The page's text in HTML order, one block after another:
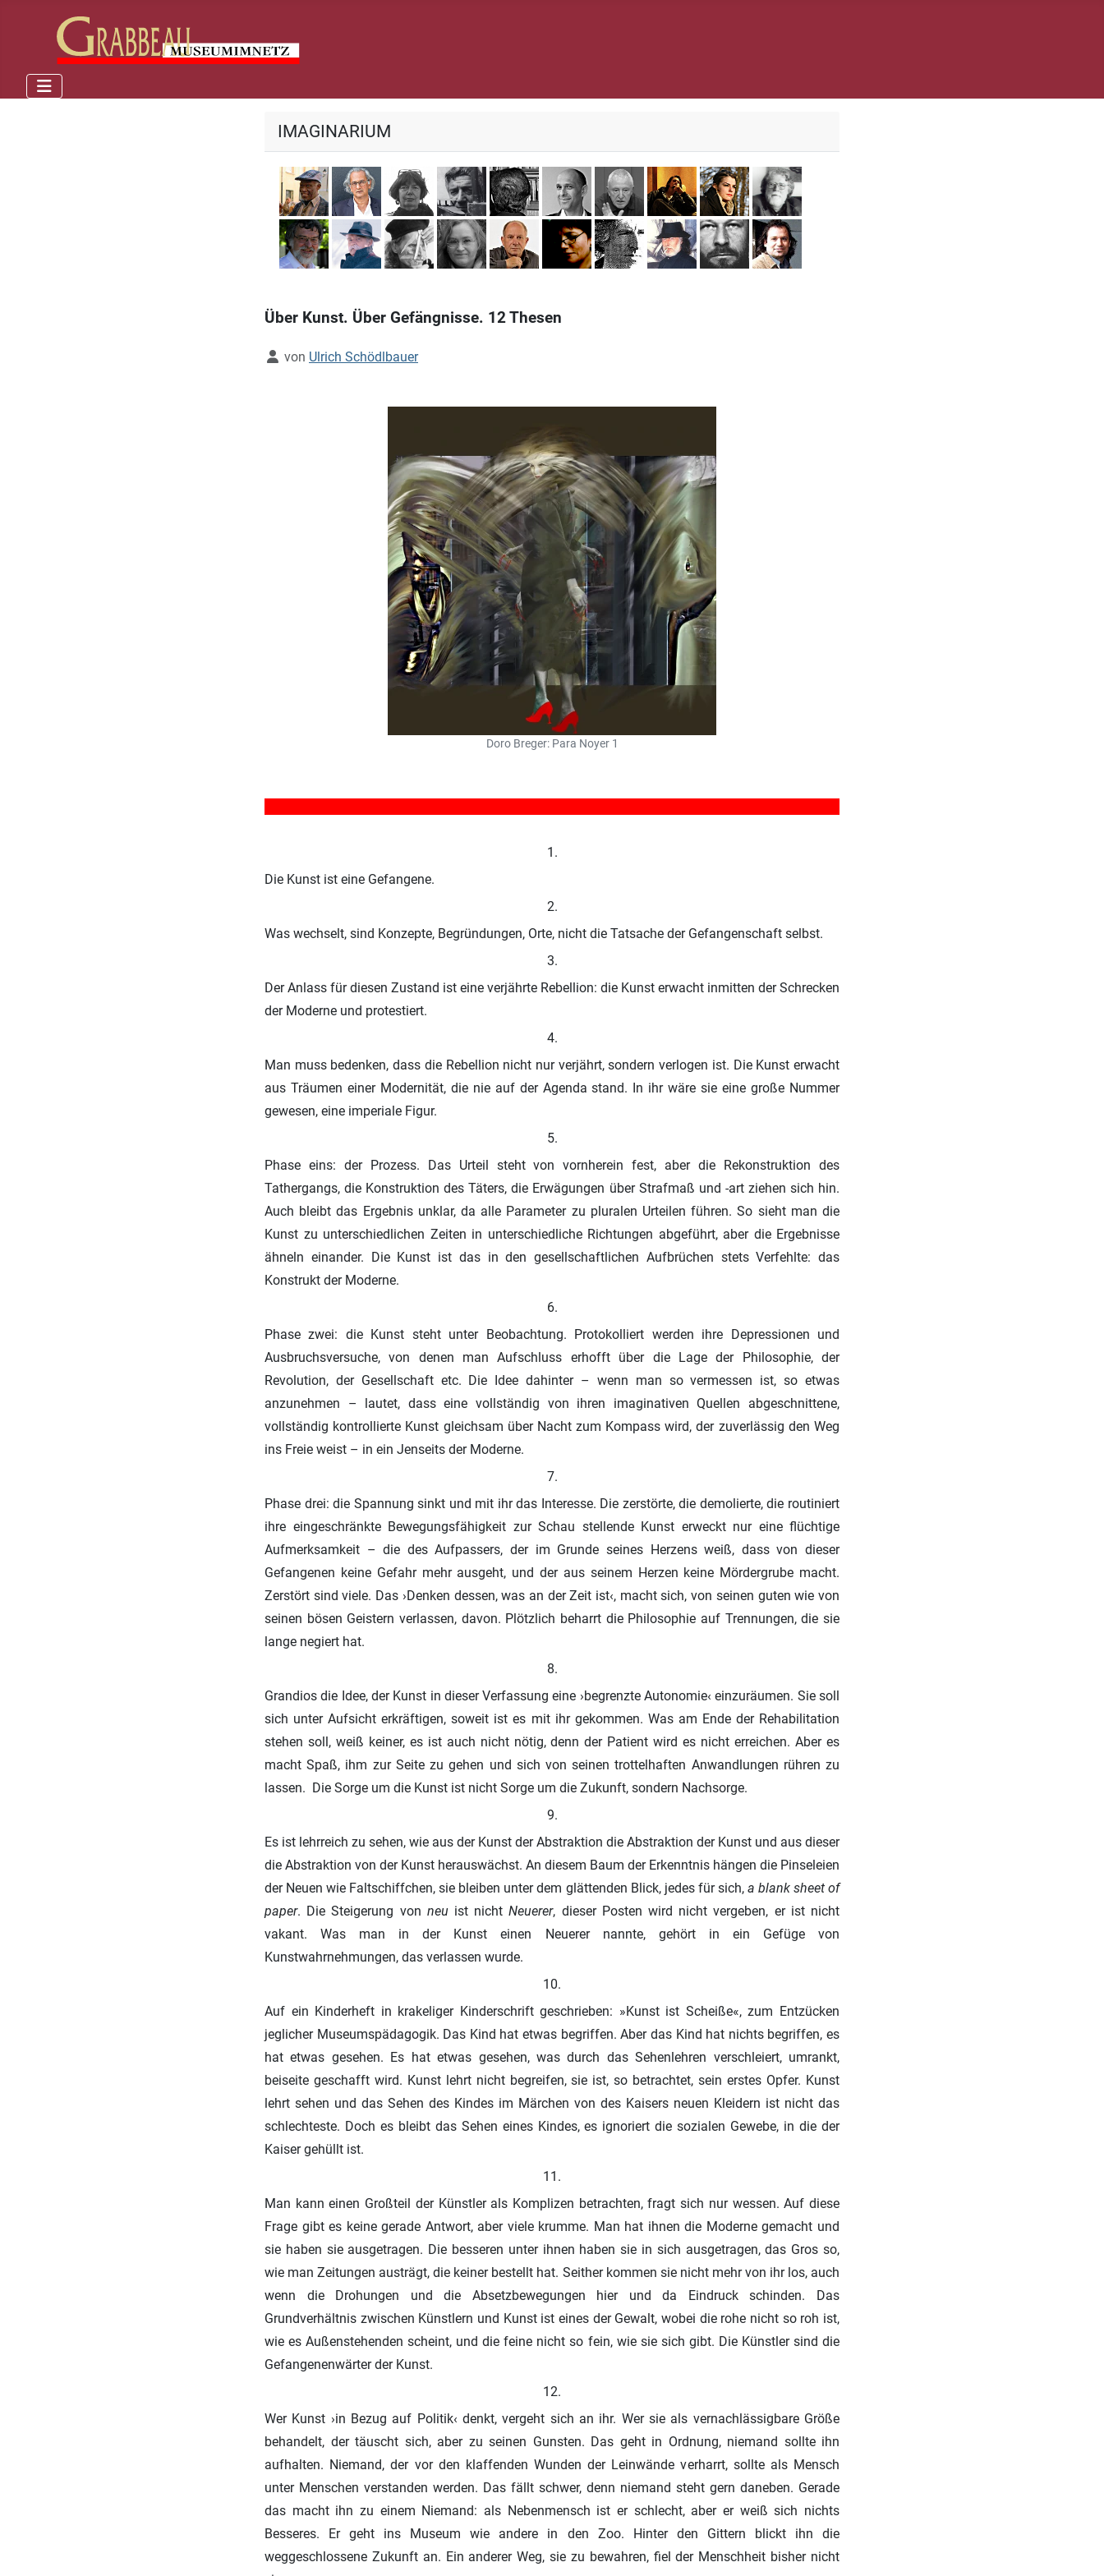
IMAGINARIUM
Georges Adéagbo
Omar AkbarDoro BregerGiampaolo di Cocco
Lucius Garganelli
Michael HeischThomas KörnerManuel KringsLaura SolbachPaul Mersmann
Kurt RöttgersWalter RüthHerbert ScheroMonika Schmitz-Emans
Michael SchulzeRenate SolbachRaymond Verdaguer
Dimitri VojnovJürgen Wölbing
Ali Zülfikar
Über Kunst. Über Gefängnisse. 12 Thesen
Details
von Ulrich Schödlbauer
Doro Breger: Para Noyer 1
1.
Die Kunst ist eine Gefangene.
2.
Was wechselt, sind Konzepte, Begründungen, Orte, nicht die Tatsache der Gefangenschaft selbst.
3.
Der Anlass für diesen Zustand ist eine verjährte Rebellion: die Kunst erwacht inmitten der Schrecken
der Moderne und protestiert.
4.
Man muss bedenken, dass die Rebellion nicht nur verjährt, sondern verlogen ist. Die Kunst erwacht
aus Träumen einer Modernität, die nie auf der Agenda stand. In ihr wäre sie eine große Nummer
gewesen, eine imperiale Figur.
5.
Phase eins: der Prozess. Das Urteil steht von vornherein fest, aber die Rekonstruktion des
Tathergangs, die Konstruktion des Täters, die Erwägungen über Strafmaß und -art ziehen sich hin.
Auch bleibt das Ergebnis unklar, da alle Parameter zu pluralen Urteilen führen. So sieht man die
Kunst zu unterschiedlichen Zeiten in unterschiedliche Richtungen abgeführt, aber die Ergebnisse
ähneln einander. Die Kunst ist das in den gesellschaftlichen Aufbrüchen stets Verfehlte: das
Konstrukt der Moderne.
6.
Phase zwei: die Kunst steht unter Beobachtung. Protokolliert werden ihre Depressionen und
Ausbruchsversuche, von denen man Aufschluss erhofft über die Lage der Philosophie, der
Revolution, der Gesellschaft etc. Die Idee dahinter – wenn man so vermessen ist, so etwas
anzunehmen – lautet, dass eine vollständig von ihren imaginativen Quellen abgeschnittene,
vollständig kontrollierte Kunst gleichsam über Nacht zum Kompass wird, der zuverlässig den Weg
ins Freie weist – in ein Jenseits der Moderne.
7.
Phase drei: die Spannung sinkt und mit ihr das Interesse. Die zerstörte, die demolierte, die routiniert
ihre eingeschränkte Bewegungsfähigkeit zur Schau stellende Kunst erweckt nur eine flüchtige
Aufmerksamkeit – die des Aufpassers, der im Grunde seines Herzens weiß, dass von dieser
Gefangenen keine Gefahr mehr ausgeht, und der aus seinem Herzen keine Mördergrube macht.
Zerstört sind viele. Das ›Denken dessen, was an der Zeit ist‹, macht sich, von seinen guten wie von
seinen bösen Geistern verlassen, davon. Plötzlich beharrt die Philosophie auf Trennungen, die sie
lange negiert hat.
8.
Grandios die Idee, der Kunst in dieser Verfassung eine ›begrenzte Autonomie‹ einzuräumen. Sie soll
sich unter Aufsicht erkräftigen, soweit ist es mit ihr gekommen. Was am Ende der Rehabilitation
stehen soll, weiß keiner, es ist auch nicht nötig, denn der Patient wird es nicht erreichen. Aber es
macht Spaß, ihm zur Seite zu gehen und sich von seinen trottelhaften Anwandlungen rühren zu
lassen. Die Sorge um die Kunst ist nicht Sorge um die Zukunft, sondern Nachsorge.
9.
Es ist lehrreich zu sehen, wie aus der Kunst der Abstraktion die Abstraktion der Kunst und aus dieser
die Abstraktion von der Kunst herauswächst. An diesem Baum der Erkenntnis hängen die Pinseleien
der Neuen wie Faltschiffchen, sie bleiben unter dem glättenden Blick, jedes für sich, a blank sheet of
paper. Die Steigerung von neuist nichtNeuerer, dieser Posten wird nicht vergeben, er ist nicht
vakant. Was man in der Kunst einen Neuerer nannte, gehört in ein Gefüge von
Kunstwahrnehmungen, das verlassen wurde.
10.
Auf ein Kinderheft in krakeliger Kinderschrift geschrieben: »Kunst ist Scheiße«, zum Entzücken
jeglicher Museumspädagogik. Das Kind hat etwas begriffen. Aber das Kind hat nichts begriffen, es
hat etwas gesehen. Es hat etwas gesehen, was durch das Sehenlehren verschleiert, umrankt,
beiseite geschafft wird. Kunst lehrt nicht begreifen, sie ist, so betrachtet, sein erstes Opfer. Kunst
lehrt sehen und das Sehen des Kindes im Märchen von des Kaisers neuen Kleidern ist nicht das
schlechteste. Doch es bleibt das Sehen eines Kindes, es ignoriert die sozialen Gewebe, in die der
Kaiser gehüllt ist.
11.
Man kann einen Großteil der Künstler als Komplizen betrachten, fragt sich nur wessen. Auf diese
Frage gibt es keine gerade Antwort, aber viele krumme. Man hat ihnen die Moderne gemacht und
sie haben sie ausgetragen. Die besseren unter ihnen haben sie in sich ausgetragen, das Gros so,
wie man Zeitungen austrägt, die keiner bestellt hat. Seither kommen sie nicht mehr von ihr los, auch
wenn die Drohungen und die Absetzbewegungen hier und da Eindruck schinden. Das
Grundverhältnis zwischen Künstlern und Kunst ist eines der Gewalt, wobei die rohe nicht so roh ist,
wie es Außenstehenden scheint, und die feine nicht so fein, wie sie sich gibt. Die Künstler sind die
Gefangenenwärter der Kunst.
12.
Wer Kunst ›in Bezug auf Politik‹ denkt, vergeht sich an ihr. Wer sie als vernachlässigbare Größe
behandelt, der täuscht sich, aber zu seinen Gunsten. Das geht in Ordnung, niemand sollte ihn
aufhalten. Niemand, der vor den klaffenden Wunden der Leinwände verharrt, sollte als Mensch
unter Menschen verstanden werden. Das fällt schwer, denn niemand steht gern daneben. Gerade
das macht ihn zu einem Niemand: als Nebenmensch ist er schlecht, aber er weiß sich nichts
Besseres. Er geht ins Museum wie andere in den Zoo. Hinter den Gittern blickt ihn die
weggeschlossene Zukunft an. Ein anderer Weg, sie zu bewahren, fiel der Menschheit bisher nicht